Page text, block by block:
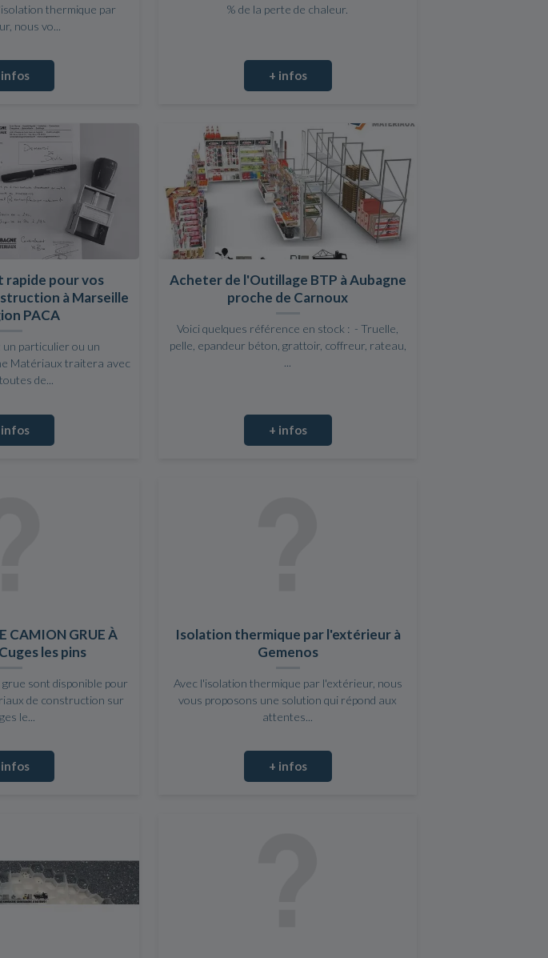
thermique par
nous vo...
infos
% de la perte de chaleur.
+ infos
rapide pour vos
à Marseille
PACA
un particulier ou un
Matériaux traitera avec
de...
infos
Acheter de l'Outillage BTP à Aubagne
proche de Carnoux
Voici quelques référence en stock : - Truelle,
pelle, epandeur béton, grattoir, coffreur, rateau,
...
+ infos
CAMION GRUE À
les pins
sont disponible pour
de construction sur
le...
infos
Isolation thermique par l'extérieur à
Gemenos
Avec l'isolation thermique par l'extérieur, nous
vous proposons une solution qui répond aux
attentes...
+ infos